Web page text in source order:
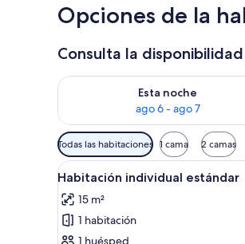
Opciones de la
Consulta la
Esta noche
ago 6 - ago 7
Consulta la disponibilidad para
Filtros
disponibles
para
las
habitaciones
Todas las habitaciones 1 cama 2 camas
Abrir
todas
las
fotos
7
Habitación individual estándar
15 m²
1 habitación
1 huésped